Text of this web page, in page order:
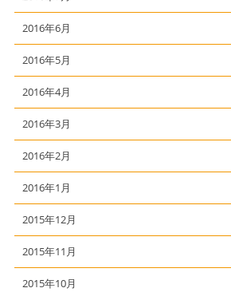
2016年6月
2016年5月
2016年4月
2016年3月
2016年2月
2016年1月
2015年12月
2015年11月
2015年10月